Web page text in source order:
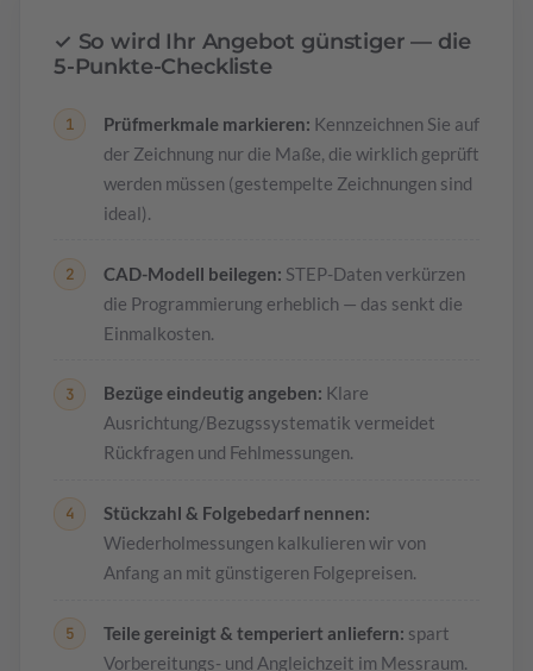
✓ So wird Ihr Angebot günstiger — die
5-Punkte-Checkliste
Prüfmerkmale markieren: Kennzeichnen Sie auf
der Zeichnung nur die Maße, die wirklich geprüft
werden müssen (gestempelte Zeichnungen sind
ideal).
CAD-Modell beilegen: STEP-Daten verkürzen
die Programmierung erheblich — das senkt die
Einmalkosten.
Bezüge eindeutig angeben: Klare
Ausrichtung/Bezugssystematik vermeidet
Rückfragen und Fehlmessungen.
Stückzahl & Folgebedarf nennen:
Wiederholmessungen kalkulieren wir von
Anfang an mit günstigeren Folgepreisen.
Teile gereinigt & temperiert anliefern: spart
Vorbereitungs- und Angleichzeit im Messraum.